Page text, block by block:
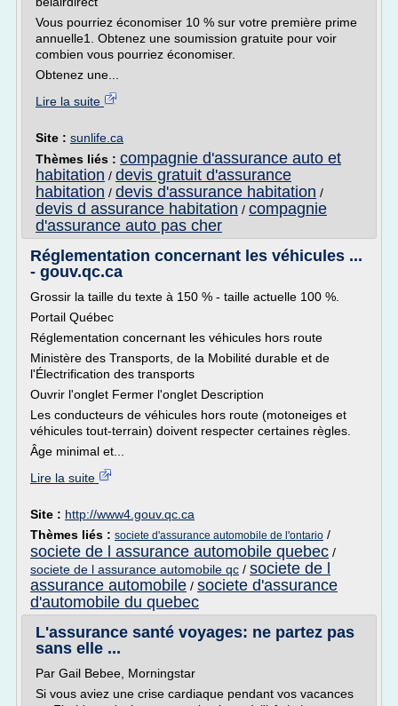
Vous pourriez économiser 10 % sur votre première prime
annuelle1. Obtenez une soumission gratuite pour voir
combien vous pourriez économiser.
Obtenez une...
Lire la suite
Site : sunlife.ca
Thèmes liés : compagnie d'assurance auto et
habitation / devis gratuit d'assurance
habitation / devis d'assurance habitation /
devis d assurance habitation / compagnie
d'assurance auto pas cher
Réglementation concernant les véhicules ...
- gouv.qc.ca
Grossir la taille du texte à 150 % - taille actuelle 100 %.
Portail Québec
Réglementation concernant les véhicules hors route
Ministère des Transports, de la Mobilité durable et de
l'Électrification des transports
Ouvrir l'onglet Fermer l'onglet Description
Les conducteurs de véhicules hors route (motoneiges et
véhicules tout-terrain) doivent respecter certaines règles.
Âge minimal et...
Lire la suite
Site : http://www4.gouv.qc.ca
Thèmes liés : societe d'assurance automobile de l'ontario /
societe de l assurance automobile quebec /
societe de l assurance automobile qc / societe de l
assurance automobile / societe d'assurance
d'automobile du quebec
L'assurance santé voyages: ne partez pas
sans elle ...
Par Gail Bebee, Morningstar
Si vous aviez une crise cardiaque pendant vos vacances